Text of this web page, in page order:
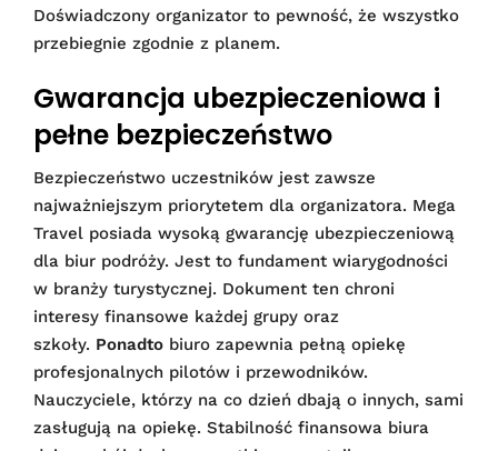
Doświadczony organizator to pewność, że wszystko
przebiegnie zgodnie z planem.
Gwarancja ubezpieczeniowa i
pełne bezpieczeństwo
Bezpieczeństwo uczestników jest zawsze
najważniejszym priorytetem dla organizatora. Mega
Travel posiada wysoką gwarancję ubezpieczeniową
dla biur podróży. Jest to fundament wiarygodności
w branży turystycznej. Dokument ten chroni
interesy finansowe każdej grupy oraz
szkoły. Ponadto biuro zapewnia pełną opiekę
profesjonalnych pilotów i przewodników.
Nauczyciele, którzy na co dzień dbają o innych, sami
zasługują na opiekę. Stabilność finansowa biura